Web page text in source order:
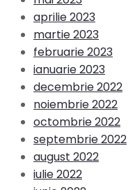
aprilie 2023
martie 2023
februarie 2023
ianuarie 2023
decembrie 2022
noiembrie 2022
octombrie 2022
septembrie 2022
august 2022
iulie 2022